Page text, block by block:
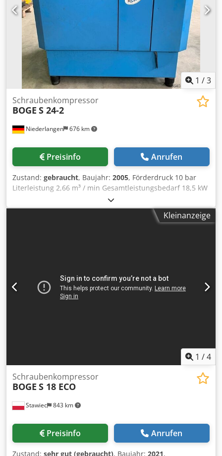
1 /3
Niederlangen 676 km
Schraubenkompressor
BOGE S 24-2
Preisinfo Anrufen
Zustand: gebraucht, Baujahr: 2005, Förderdruck 10 bar
Literleistung 2,66 m³ / min Gesamtleistungsbedarf 18,5 kW
Motordrehzahlen: 3000 min/1 Dsdpovuz Rhsfx Aa Deck
Abmessungen 1200 x 900 x 1200 mm Maschinengewicht
ca. 150 kg Betriebsstunden: 4930 Std. Wartung in: 2962
Kleinanzeige
1 /4
Stawiec 843 km
Schraubenkompressor
BOGE S 18 ECO
Preisinfo Anrufen
Zustand: sehr gut (gebraucht), Baujahr: 2021,